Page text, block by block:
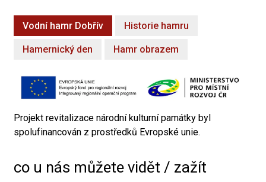
Vodní hamr Dobřív Historie hamru
Hamernický den Hamr obrazem
Projekt revitalizace národní kulturní památky byl
spolufinancován z prostředků Evropské unie.
co u nás můžete vidět / zažít